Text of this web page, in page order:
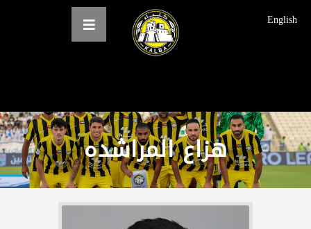
English
ھزاع المراشده
الرئيسية
عن النادي
فرق النادي
الاخبار